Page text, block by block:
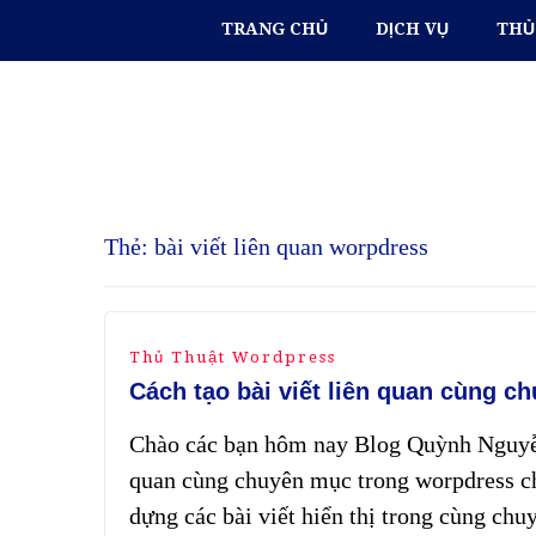
TRANG CHỦ DỊCH VỤ
Thẻ: bài viết liên quan worpdress
Thủ Thuật Wordpress
Cách tạo bài viết liên quan cùng
Chào các bạn hôm nay Blog Quỳnh
quan cùng chuyên mục trong worpdress
dựng các bài viết hiển thị trong cùng